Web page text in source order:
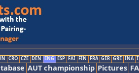
CRO CZE DEN ENG ESP FAI FIN FRA GER GRE INA
AUT championship Pictures